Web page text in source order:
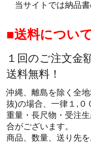
当サイトでは納品
送料について
１回のご注文金
送料無料！
沖縄、離島を除く全
抜)の場合、一律１,０
重量・長尺物・受注
合がございます。
商品、数量、送り先